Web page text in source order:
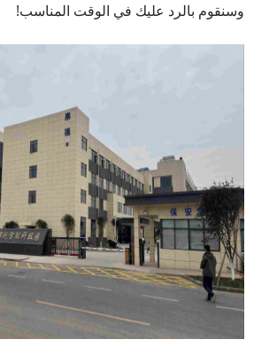
وسنقوم بالرد عليك في الوقت المناسب!